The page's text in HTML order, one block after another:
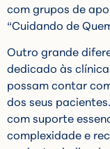
com grupos de
“Cuidando de
Outro grande
dedicado às
possam contar
dos seus
com suporte
complexidade e